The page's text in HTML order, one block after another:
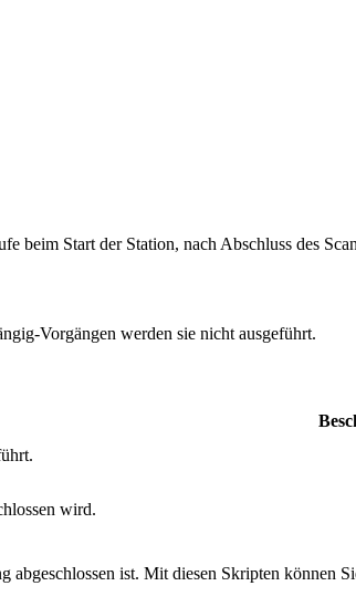
beim Start der Station, nach Abschluss des
Vorgängen werden sie nicht ausgeführt.
wird.
abgeschlossen ist. Mit diesen Skripten können